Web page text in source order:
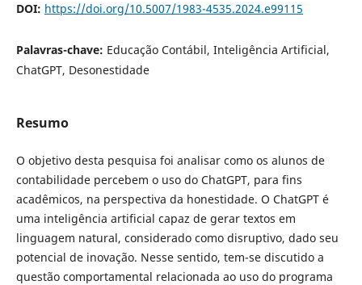
DOI: https://doi.org/10.5007/1983-4535.2024.e99115
Palavras-chave: Educação Contábil, Inteligência Artificial,
ChatGPT, Desonestidade
Resumo
O objetivo desta pesquisa foi analisar como os alunos de
contabilidade percebem o uso do ChatGPT, para fins
acadêmicos, na perspectiva da honestidade. O ChatGPT é
uma inteligência artificial capaz de gerar textos em
linguagem natural, considerado como disruptivo, dado seu
potencial de inovação. Nesse sentido, tem-se discutido a
questão comportamental relacionada ao uso do programa